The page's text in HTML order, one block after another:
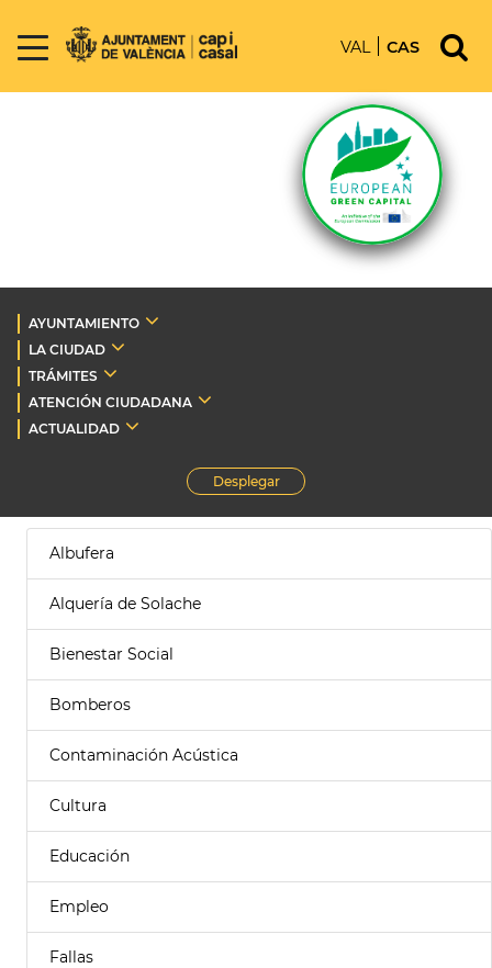
VAL CAS
AYUNTAMIENTO
LA CIUDAD
TRÁMITES
ATENCIÓN CIUDADANA
ACTUALIDAD
Desplegar
Albufera
Alquería de Solache
Bienestar Social
Bomberos
Contaminación Acústica
Cultura
Educación
Empleo
Fallas